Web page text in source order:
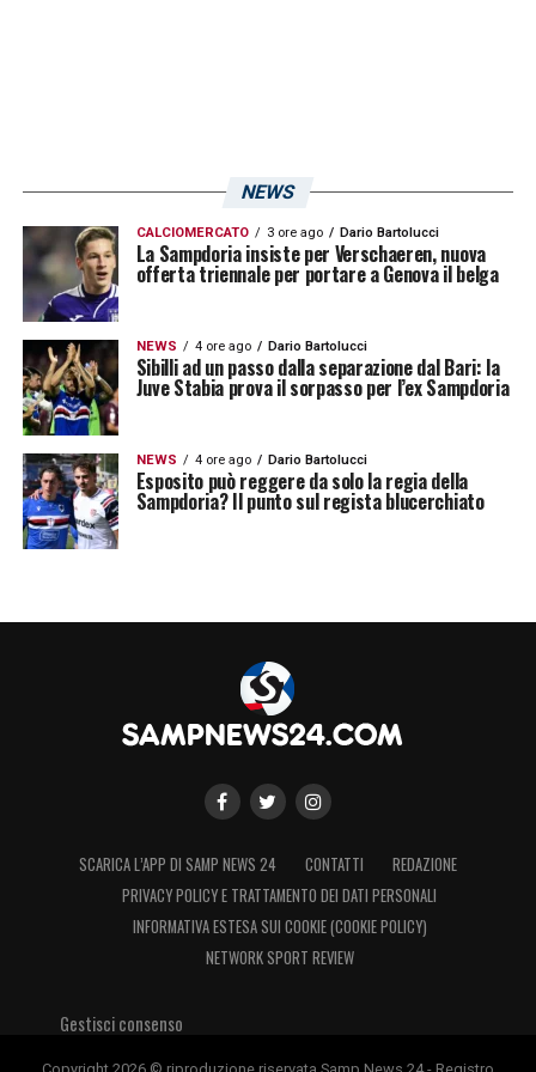
NEWS
CALCIOMERCATO 3 ore ago Dario Bartolucci
La Sampdoria insiste per Verschaeren, nuova
offerta triennale per portare a Genova il belga
NEWS 4 ore ago Dario Bartolucci
Sibilli ad un passo dalla separazione dal Bari: la
Juve Stabia prova il sorpasso per l’ex Sampdoria
NEWS 4 ore ago Dario Bartolucci
Esposito può reggere da solo la regia della
Sampdoria? Il punto sul regista blucerchiato
SCARICA L’APP DI SAMP NEWS 24 CONTATTI
REDAZIONE
PRIVACY POLICY E TRATTAMENTO DEI DATI PERSONALI
INFORMATIVA ESTESA SUI COOKIE (COOKIE POLICY)
NETWORK SPORT REVIEW
Gestisci consenso